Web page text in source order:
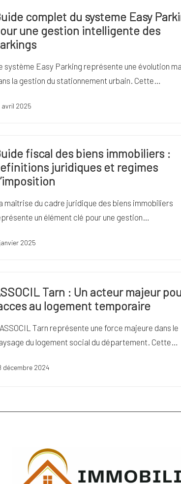
complet du systeme Easy
une gestion intelligente des
système Easy Parking représente une évolution
la gestion du stationnement urbain. Cette…
avril 2025
fiscal des biens immobiliers :
juridiques et regimes
maîtrise du cadre juridique des biens immobiliers
un élément clé pour une gestion…
2025
Tarn : Un acteur majeur
au logement temporaire
Tarn représente une force majeure dans le
du logement social du département. Cette…
décembre 2024